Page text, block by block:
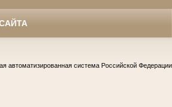
автоматизированная система Российской